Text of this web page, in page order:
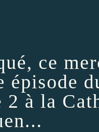
ce
épisode
2 à la